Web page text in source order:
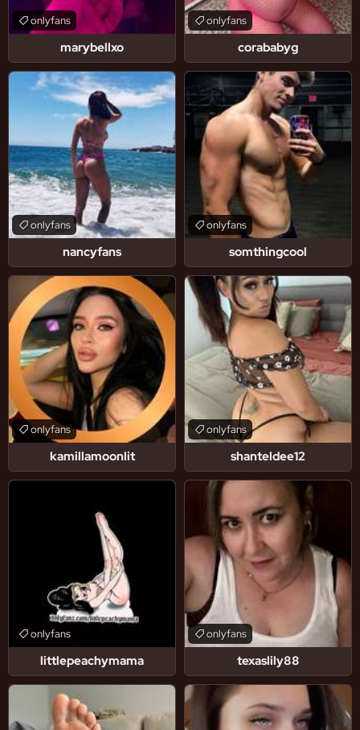
marybellxo
onlyfans
corababyg
onlyfans
nancyfans
onlyfans
somthingcool
onlyfans
kamillamoonlit
onlyfans
shanteldee12
onlyfans
littlepeachymama
onlyfans
texaslily88
onlyfans